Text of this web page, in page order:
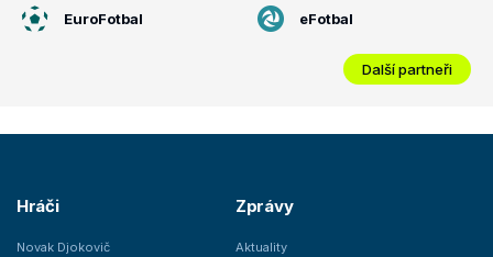
EuroFotbal eFotbal
Další partneři
Hráči
Novak Djokovič
Zprávy
Aktuality